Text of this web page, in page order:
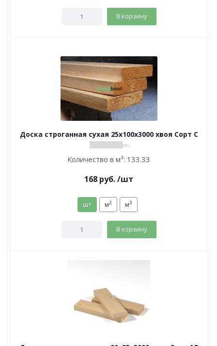
В корзину
Доска строганная сухая 25х100х3000 хвоя Сорт С
( 0 )
Количество в м³: 133.33
168 руб./шт
шт м2 м3
В корзину